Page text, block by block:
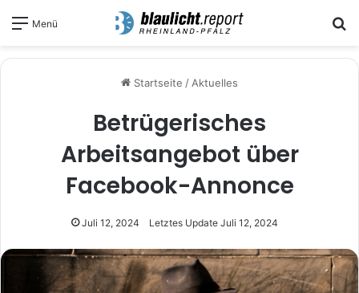
Menü
Startseite / Aktuelles
Betrügerisches
Arbeitsangebot über
Facebook-Annonce
Juli 12, 2024 Letztes Update Juli 12, 2024